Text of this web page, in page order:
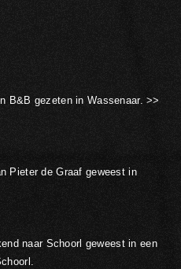
B&B gezeten in Wassenaar. >>
Pieter de Graaf geweest in
naar Schoorl geweest in een